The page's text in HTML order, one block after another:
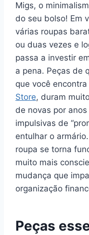
Migs, o
do seu bolso! Em
várias roupas
ou duas vezes e
passa a investir
a pena. Peças de
que você
Store, duram
de novas por
impulsivas de
entulhar o
roupa se torna
muito mais
mudança que
organização
Peças